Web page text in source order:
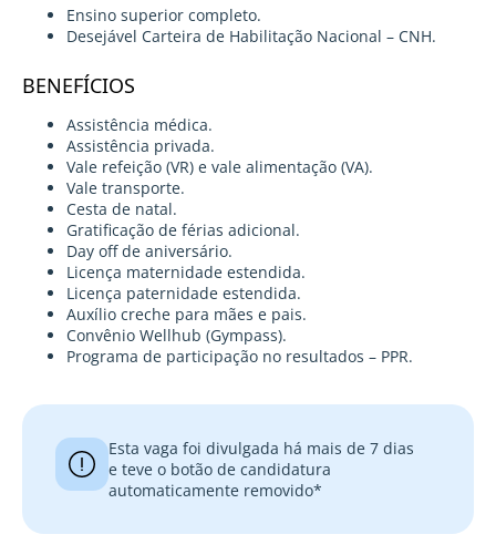
Ensino superior completo.
Desejável Carteira de Habilitação Nacional – CNH.
BENEFÍCIOS
Assistência médica.
Assistência privada.
Vale refeição (VR) e vale alimentação (VA).
Vale transporte.
Cesta de natal.
Gratificação de férias adicional.
Day off de aniversário.
Licença maternidade estendida.
Licença paternidade estendida.
Auxílio creche para mães e pais.
Convênio Wellhub (Gympass).
Programa de participação no resultados – PPR.
Esta vaga foi divulgada há mais de 7 dias
e teve o botão de candidatura
automaticamente removido*